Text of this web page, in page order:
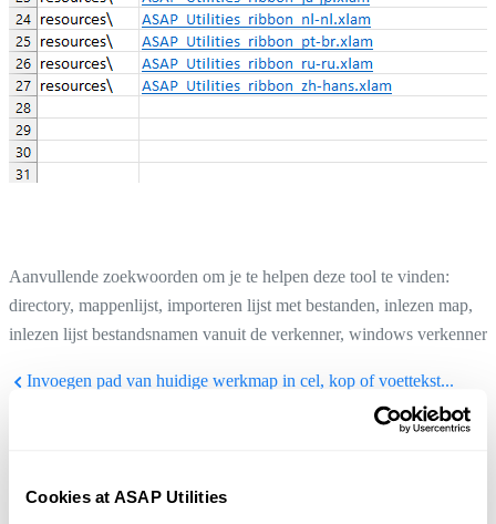
Cookies at ASAP Utilities
Aanvullende zoekwoorden om je te helpen deze tool te vinden:
directory, mappenlijst, importeren lijst met bestanden, inlezen map,
inlezen lijst bestandsnamen vanuit de verkenner, windows verkenner
Invoegen pad van huidige werkmap in cel, kop of voettekst...